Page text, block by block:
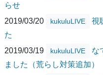
らせ
2019/03/20
kukuluLIVE
視
た
2019/03/19
kukuluLIVE
な
ました（荒らし対策追加）